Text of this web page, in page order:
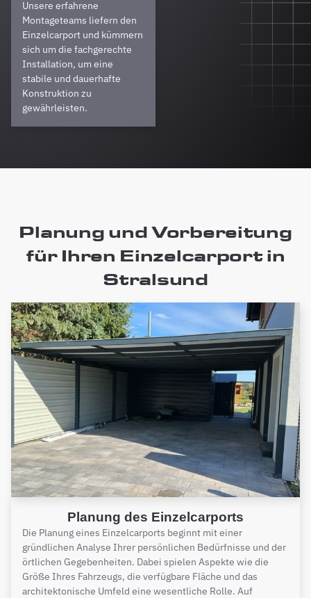
Unsere erfahrene
Montageteams liefern den
Einzelcarport und kümmern
sich um die fachgerechte
Installation, um eine
stabile und dauerhafte
Konstruktion zu
gewährleisten.
Planung und Vorbereitung
für Ihren Einzelcarport in
Stralsund
Planung des Einzelcarports
Die Planung eines Einzelcarports beginnt mit einer
gründlichen Analyse Ihrer persönlichen Bedürfnisse und der
örtlichen Gegebenheiten. Dabei spielen Aspekte wie die
Größe Ihres Fahrzeugs, die verfügbare Fläche und das
architektonische Umfeld eine wesentliche Rolle. Auf